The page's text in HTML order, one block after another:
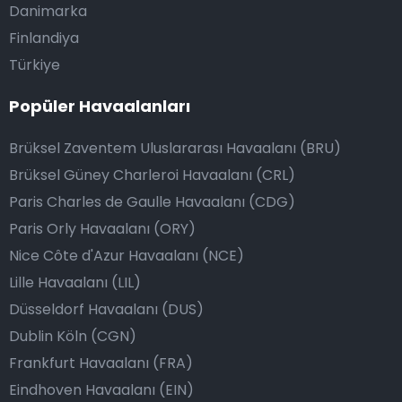
Danimarka
Finlandiya
Türkiye
Popüler Havaalanları
Brüksel Zaventem Uluslararası Havaalanı (BRU)
Brüksel Güney Charleroi Havaalanı (CRL)
Paris Charles de Gaulle Havaalanı (CDG)
Paris Orly Havaalanı (ORY)
Nice Côte d'Azur Havaalanı (NCE)
Lille Havaalanı (LIL)
Düsseldorf Havaalanı (DUS)
Dublin Köln (CGN)
Frankfurt Havaalanı (FRA)
Eindhoven Havaalanı (EIN)